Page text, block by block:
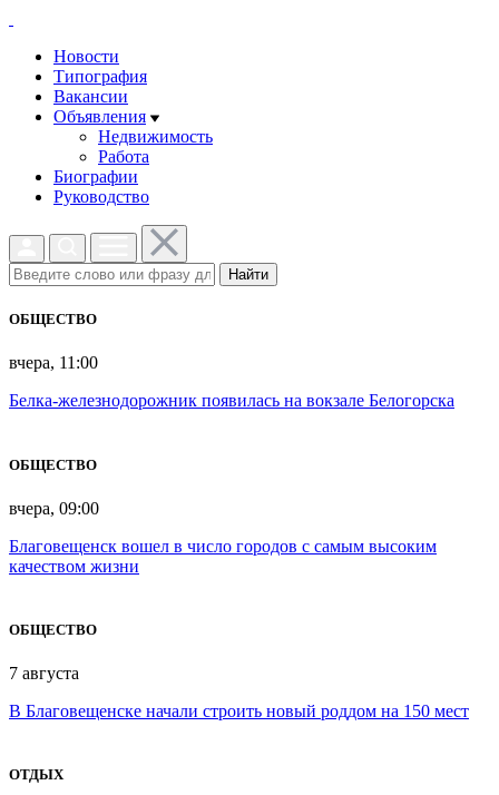
Новости
Типография
Вакансии
Объявления
Недвижимость
Работа
Биографии
Руководство
Найти
ОБЩЕСТВО
вчера, 11:00
Белка-железнодорожник появилась на вокзале Белогорска
ОБЩЕСТВО
вчера, 09:00
Благовещенск вошел в число городов с самым высоким
качеством жизни
ОБЩЕСТВО
7 августа
В Благовещенске начали строить новый роддом на 150 мест
ОТДЫХ